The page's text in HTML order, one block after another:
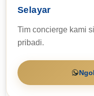
Selayar
Tim concierge kami
pribadi.